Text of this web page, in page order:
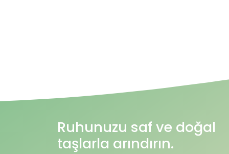
Ruhunuzu saf ve doğal
taşlarla arındırın.